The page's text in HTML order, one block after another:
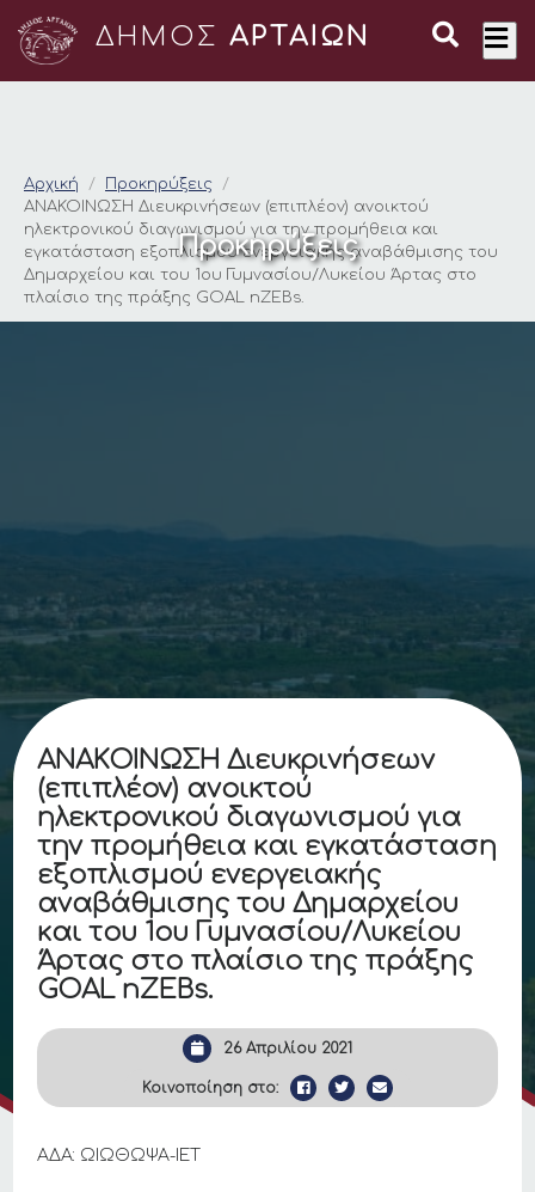
ΔΗΜΟΣ ΑΡΤΑΙΩΝ
ΑΝΑΚΟΙΝΩΣΗ
Αρχική
Προκηρύξεις
ΑΝΑΚΟΙΝΩΣΗ Διευκρινήσεων (επιπλέον) ανοικτού
ηλεκτρονικού διαγωνισμού για την προμήθεια και
εγκατάσταση εξοπλισμού ενεργειακής αναβάθμισης του
Δημαρχείου και του 1ου Γυμνασίου/Λυκείου Άρτας στο
πλαίσιο της πράξης GOAL nZEBs.
Προκηρύξεις
ΑΝΑΚΟΙΝΩΣΗ Διευκρινήσεων
(επιπλέον) ανοικτού
ηλεκτρονικού διαγωνισμού για
την προμήθεια και εγκατάσταση
εξοπλισμού ενεργειακής
αναβάθμισης του Δημαρχείου
και του 1ου Γυμνασίου/Λυκείου
Άρτας στο πλαίσιο της πράξης
GOAL nZEBs.
26 Απριλίου 2021
Κοινοποίηση στο:
ΑΔΑ: ΩΙΩΘΩΨΑ-ΙΕΤ